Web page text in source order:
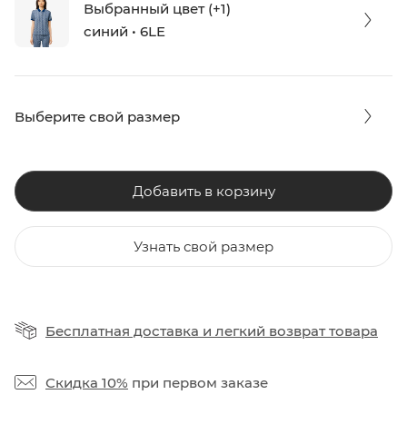
Выбранный цвет (+1)
синий • 6LE
Выберите свой размер
Добавить в корзину
Узнать свой размер
Бесплатная доставка и легкий возврат товара
Скидка 10% при первом заказе